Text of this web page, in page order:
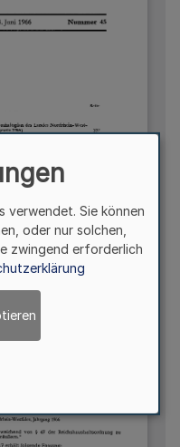
verwendet. Sie können
oder nur solchen,
zwingend erforderlich